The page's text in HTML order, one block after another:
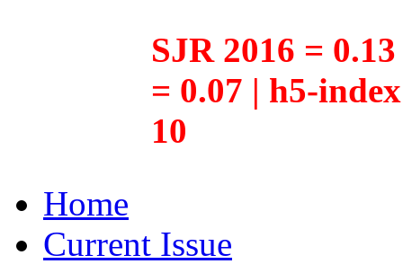
SJR 2016 =
= 0.07 | h5-
10
Home
Current Issue